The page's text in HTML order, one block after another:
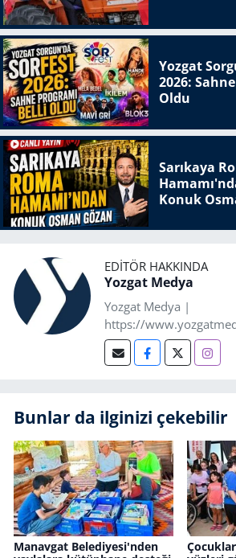
Yozgat
2026:
Oldu
Sarıkaya
Konuk
EDITÖR HAKKINDA
Yozgat Medya
Yozgat Medya |
https://
Bunlar da ilginizi çekebilir
Manavgat Belediyesi'nden